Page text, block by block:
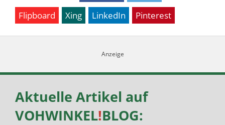
Flipboard
Xing LinkedIn Pinterest
Aktuelle Artikel auf
VOHWINKEL!BLOG: